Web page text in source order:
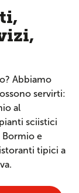
Abbiamo
servirti:
al
sciistici
Bormio e
tipici a